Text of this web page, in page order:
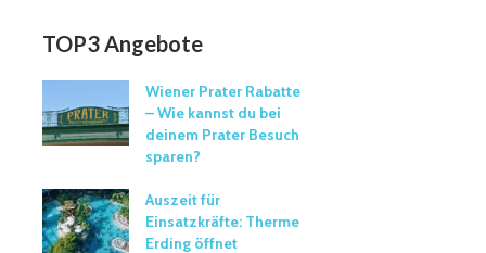
TOP3 Angebote
Wiener Prater Rabatte
– Wie kannst du bei
deinem Prater Besuch
sparen?
Auszeit für
Einsatzkräfte: Therme
Erding öffnet